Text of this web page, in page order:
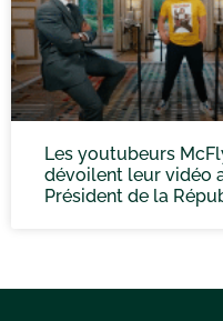
Les youtubeurs
dévoilent leur vidéo
Président de la